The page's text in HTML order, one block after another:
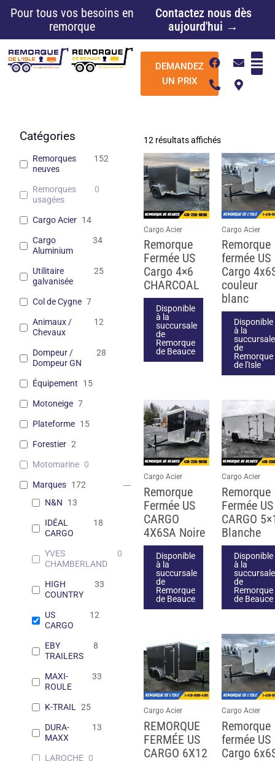
Pour tous vos besoins en
remorque
Contactez nous dès
aujourd'hui →
DEMANDEZ
UN PRIX
F
a
e
k
E
n
v
e
P
h
n
l
t
M
a
p
-
r
-
a
l
t
Catégories
Remorques
neuves
152
Remorques
usagées
0
Cargo Acier 14
Cargo
Aluminium
34
Utilitaire
galvanisée
25
Col de Cygne 7
Animaux /
Chevaux
12
Dompeur /
Dompeur GN
28
Équipement 15
Motoneige 7
Plateforme 15
Forestier 2
Motomarine 0
Marques 172
N&N
13
IDÉAL
CARGO
18
YVES
CHAMBERLAND
0
HIGH
COUNTRY
33
US
CARGO
12
EBY
TRAILERS
8
MAXI-
ROULE
33
K-TRAIL 25
DURA-
MAXX
13
LAROCHE 0
12 résultats affichés
Cargo Acier
Remorque
Fermée US
Cargo 4×6
CHARCOAL
Disponible
à la
succursale
de
Remorque
de Beauce
Cargo Acier
Remorque
fermée US
Cargo
couleur
blanc
Disponible
à la
succursale
de
Remorque
de l'Isle
Cargo Acier
Remorque
Fermée US
CARGO
4X6SA Noire
Disponible
à la
succursale
de
Remorque
de Beauce
Cargo Acier
Remorque
Fermée US
CARGO
Blanche
Disponible
à la
succursale
de
Remorque
de Beauce
Cargo Acier
REMORQUE
FERMÉE US
CARGO 6X12
Cargo Acier
Remorque
fermée US
Cargo